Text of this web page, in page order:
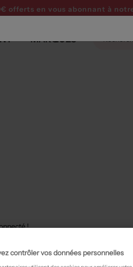
offerts en vous abonnant à
MARQUES
!
contrôler vos données personnelles